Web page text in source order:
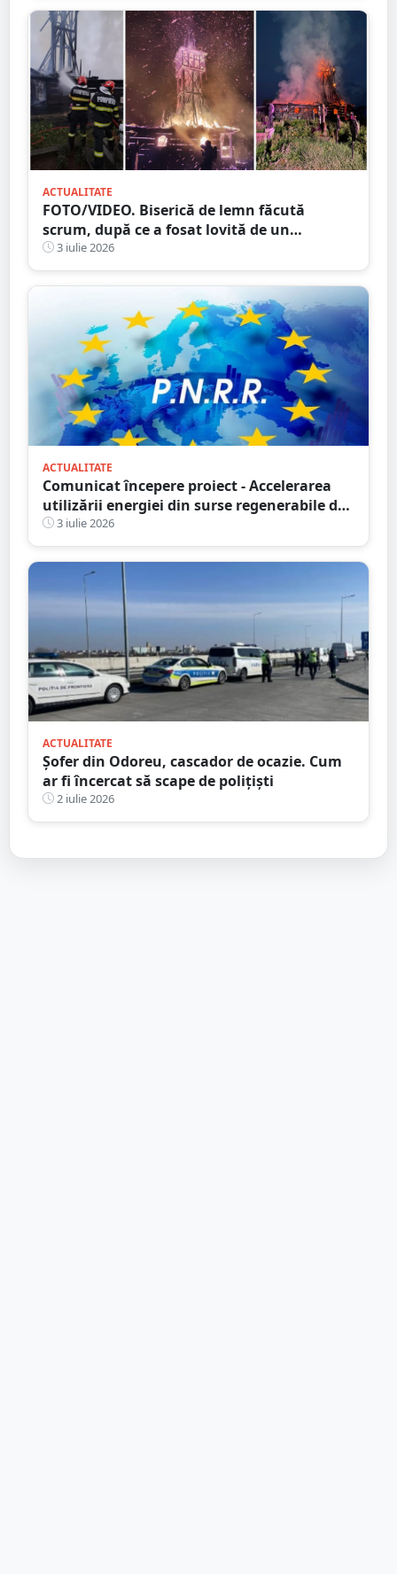
ACTUALITATE
FOTO/VIDEO. Biserică de lemn făcută
scrum, după ce a fosat lovită de un
TRĂSNET
3 iulie 2026
ACTUALITATE
Comunicat începere proiect - Accelerarea
utilizării energiei din surse regenerabile de
către proprietăți aparținând persoanelor
fizice din județul Satu Mare - M SYS SRL
3 iulie 2026
ACTUALITATE
Șofer din Odoreu, cascador de ocazie. Cum
ar fi încercat să scape de polițiști
2 iulie 2026